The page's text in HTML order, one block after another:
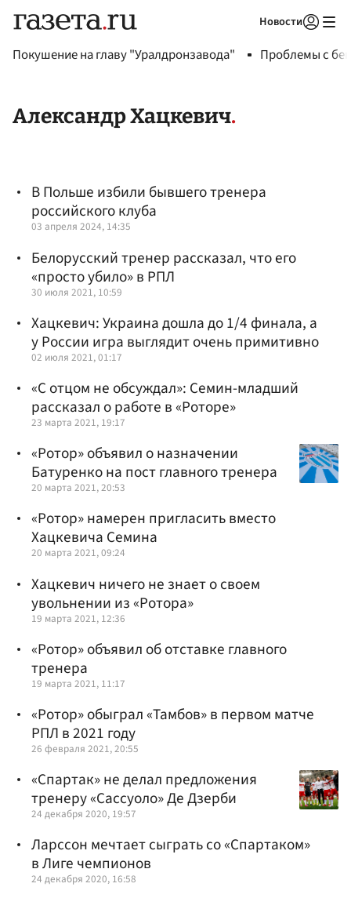
Новости
Покушение на главу "Уралдронзавода" Проблемы с
Александр Хацкевич
В Польше избили бывшего тренера
российского клуба
03 апреля 2024, 14:35
Белорусский тренер рассказал, что его
«просто убило» в РПЛ
30 июля 2021, 10:59
Хацкевич: Украина дошла до 1/4 финала, а
у России игра выглядит очень примитивно
02 июля 2021, 01:17
«С отцом не обсуждал»: Семин-младший
рассказал о работе в «Роторе»
23 марта 2021, 19:17
«Ротор» объявил о назначении
Батуренко на пост главного тренера
20 марта 2021, 20:53
«Ротор» намерен пригласить вместо
Хацкевича Семина
20 марта 2021, 09:24
Хацкевич ничего не знает о своем
увольнении из «Ротора»
19 марта 2021, 12:36
«Ротор» объявил об отставке главного
тренера
19 марта 2021, 11:17
«Ротор» обыграл «Тамбов» в первом матче
РПЛ в 2021 году
26 февраля 2021, 20:55
«Спартак» не делал предложения
тренеру «Сассуоло» Де Дзерби
24 декабря 2020, 19:57
Ларссон мечтает сыграть со «Спартаком»
в Лиге чемпионов
24 декабря 2020, 16:58